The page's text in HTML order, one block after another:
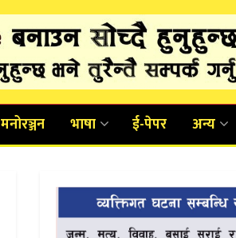
मनोरञ्जन भाषा ई-पेपर अन्य